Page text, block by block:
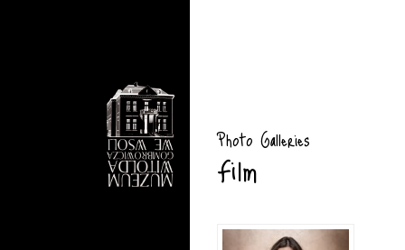
Photo Galleries
Film